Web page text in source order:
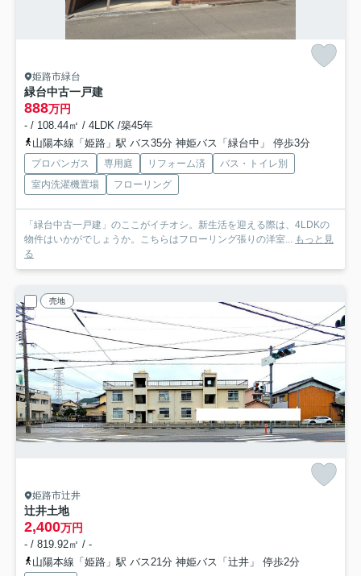
姫路市緑台
緑台中古一戸建
888万円
- / 108.44㎡ / 4LDK /築45年
山陽本線「姫路」駅 バス35分 神姫バス「緑台中」 停歩3分
プロパンガス 専用庭 リフォーム済
バス・トイレ別
室内洗濯機置場
フローリング
「緑台中古一戸建」のここがイチオシ。新生活を迎える際は、4LDKの
物件はいかがでしょうか。こちらはフローリング張りの洋室... もっと見
る
売地
姫路市辻井
辻井土地
2,400万円
- / 819.92㎡ / -
山陽本線「姫路」駅 バス21分 神姫バス「辻井」 停歩2分